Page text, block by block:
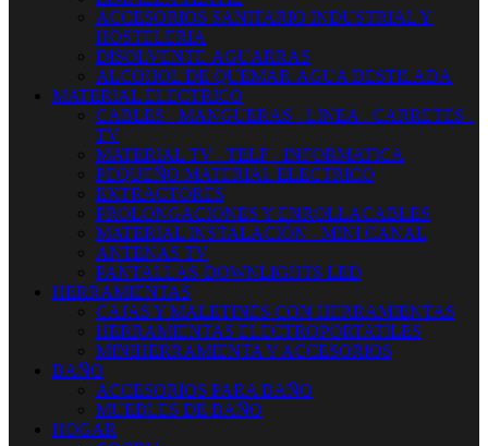
ACCESORIOS SANITARIO INDUSTRIAL Y
HOSTELERIA
DISOLVENTE-AGUARRAS
ALCOHOL DE QUEMAR-AGUA DESTILADA
MATERIAL ELECTRICO
CABLES - MANGUERAS - LINEA - CARRETES -
TV
MATERIAL TV - TELF - INFORMATICA
PEQUEÑO MATERIAL ELECTRICO
EXTRACTORES
PROLONGACIONES Y ENROLLACABLES
MATERIAL INSTALACIÓN - MINI CANAL
ANTENAS TV
PANTALLAS-DOWNLIGHTS LED
HERRAMIENTAS
CAJAS Y MALETINES CON HERRAMIENTAS
HERRAMIENTAS ELECTROPORTATILES
MINIHERRAMIENTA Y ACCESORIOS
BAÑO
ACCESORIOS PARA BAÑO
MUEBLES DE BAÑO
HOGAR